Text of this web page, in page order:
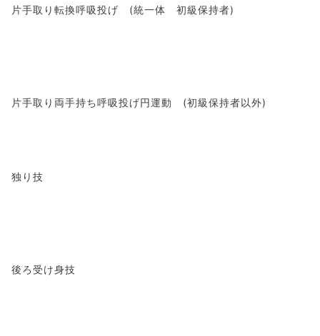
片手取り転換呼吸投げ (統一体 初級保持者)
片手取り両手持ち呼吸投げ円運動 (初級保持者以外)
独り技
後ろ受け身技